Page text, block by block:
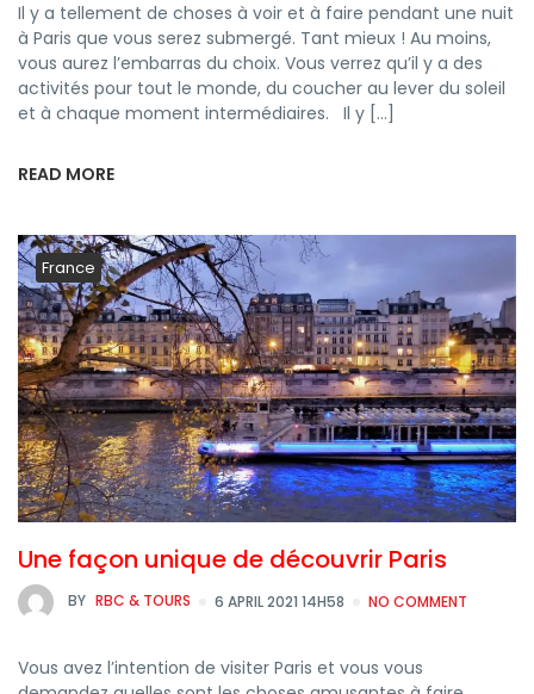
Il y a tellement de choses à voir et à faire pendant une nuit
à Paris que vous serez submergé. Tant mieux ! Au moins,
vous aurez l’embarras du choix. Vous verrez qu’il y a des
activités pour tout le monde, du coucher au lever du soleil
et à chaque moment intermédiaires. Il y […]
READ MORE
France
Une façon unique de découvrir Paris
BY RBC & TOURS 6 APRIL 2021 14H58 NO COMMENT
Vous avez l’intention de visiter Paris et vous vous